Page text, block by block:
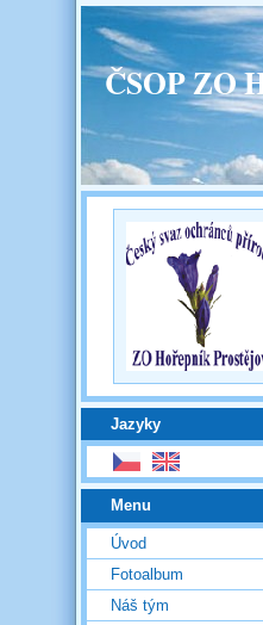
ČSOP ZO
Jazyky
Menu
Úvod
Fotoalbum
Náš tým